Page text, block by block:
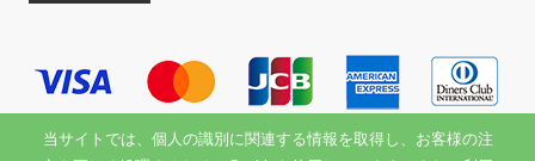
当サイトでは、個人の識別に関連する情報を取得し、お客様の注